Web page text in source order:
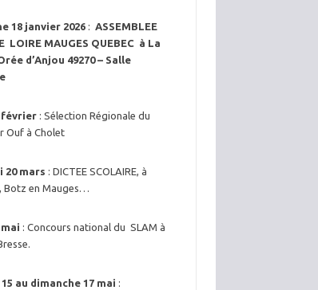
18 janvier 2026 :ASSEMBLEE
LOIRE MAUGES QUEBEC à La
d’Anjou 49270 – Salle
février : Sélection Régionale du
Ouf à Cholet
20 mars : DICTEE SCOLAIRE, à
Botz en Mauges…
: Concours national du SLAM à
au dimanche 17 mai :